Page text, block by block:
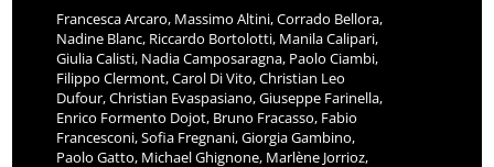
Francesca Arcaro, Massimo Altini, Corrado Bellora,
Nadine Blanc, Riccardo Bortolotti, Manila Calipari,
Giulia Calisti, Nadia Camposaragna, Paolo Ciambi,
Filippo Clermont, Carol Di Vito, Christian Leo
Dufour, Christian Evaspasiano, Giuseppe Farinella,
Enrico Formento Dojot, Bruno Fracasso, Fabio
Francesconi, Sofia Fregnani, Giorgia Gambino,
Paolo Gatto, Michael Ghignone, Marlène Jorrioz,